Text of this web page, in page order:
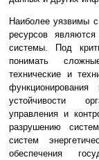
Наиболее уязвимы
ресурсов
системы. Под
понимать
технические и
устойчивости
управления и
разрушению
систем
обеспечения